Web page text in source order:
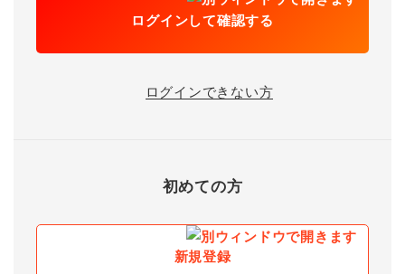
ログインして確認する
ログインできない方
初めての方
新規登録